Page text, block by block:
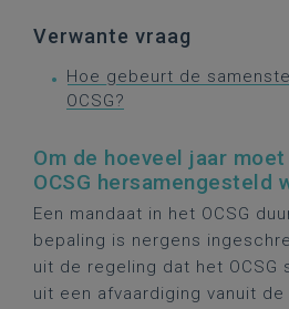
Verwante vraag
Hoe gebeurt de
OCSG?
Om de hoeveel jaar
OCSG hersamengesteld
Een mandaat in het OCSG
bepaling is nergens
uit de regeling dat het OCSG
uit een afvaardiging vanuit de